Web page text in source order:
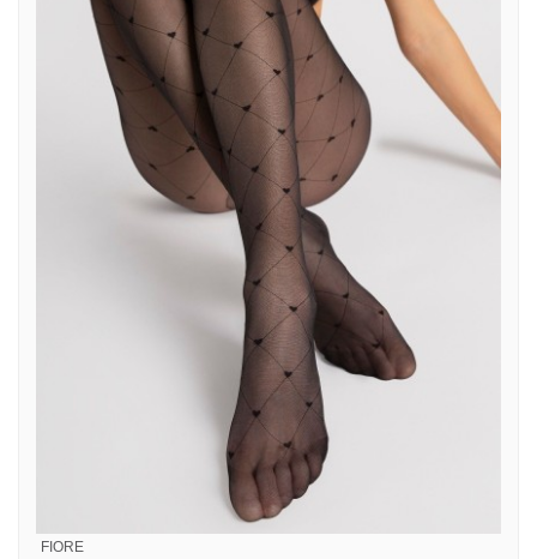
FIORE